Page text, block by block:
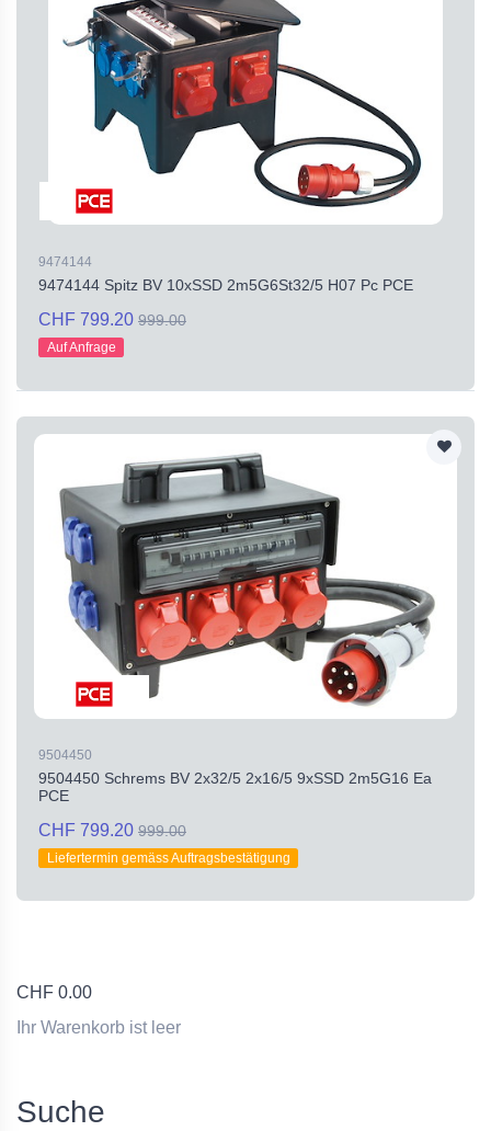
9474144
9474144 Spitz BV 10xSSD 2m5G6St32/5 H07 Pc PCE
CHF 799.20 999.00
Auf Anfrage
9504450
9504450 Schrems BV 2x32/5 2x16/5 9xSSD 2m5G16 Ea
PCE
CHF 799.20 999.00
Liefertermin gemäss Auftragsbestätigung
CHF 0.00
Ihr Warenkorb ist leer
Suche